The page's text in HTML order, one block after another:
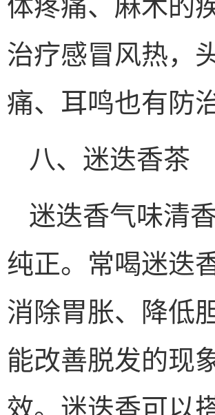
治疗感冒风热，
痛、耳鸣也有防
八、迷迭香茶
迷迭香气味清
纯正。常喝迷迭
消除胃胀、降低
能改善脱发的现
效。迷迭香可以